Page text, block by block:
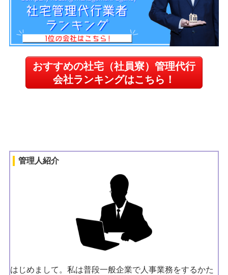
おすすめの社宅（社員寮）管理代行
会社ランキングはこちら！
管理人紹介
はじめまして。私は普段一般企業で人事業務をするかた